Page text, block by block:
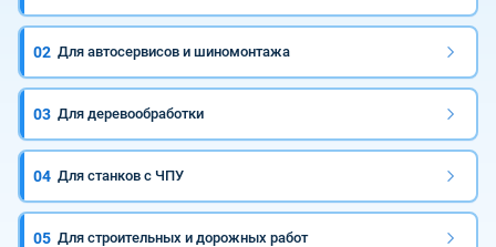
02 Для автосервисов и шиномонтажа
03 Для деревообработки
04 Для станков с ЧПУ
05 Для строительных и дорожных работ